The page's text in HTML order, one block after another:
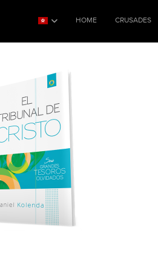
HOME CRUSADES